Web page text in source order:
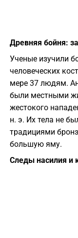
Древняя бойня:
Ученые изучили
человеческих
мере 37 людям.
были местными
жестокого
н. э. Их тела не
традициями
большую яму.
Следы насилия и